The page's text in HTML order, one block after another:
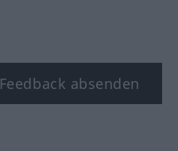
Feedback absenden